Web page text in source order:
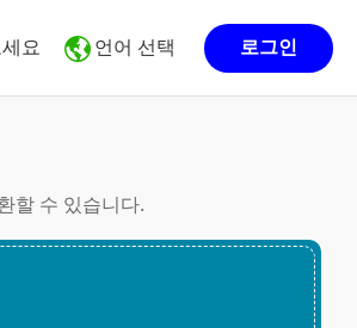
요 언어 선택 로그인
할 수 있습니다.